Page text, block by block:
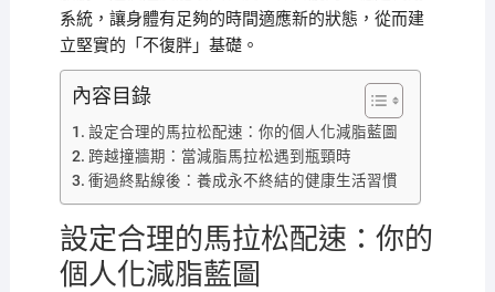
系統，讓身體有足夠的時間適應新的狀態，從而建
立堅實的「不復胖」基礎。
內容目錄
設定合理的馬拉松配速：你的個人化減脂藍圖
跨越撞牆期：當減脂馬拉松遇到瓶頸時
衝過終點線後：養成永不終結的健康生活習慣
設定合理的馬拉松配速：你的
個人化減脂藍圖